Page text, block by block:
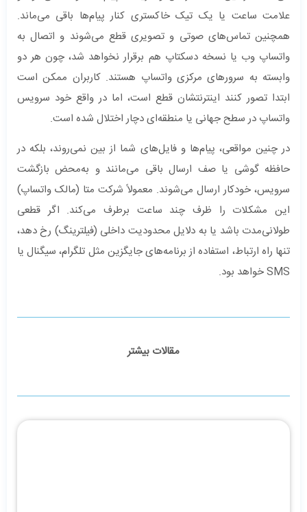
علامت ساعت یا یک تیک خاکستری کنار پیام‌ها باقی می‌ماند.
همچنین تماس‌های صوتی و تصویری قطع می‌شوند و اتصال به
واتساپ وب یا نسخه دسکتاپ هم برقرار نخواهد شد، چون هر دو
وابسته به سرورهای مرکزی واتساپ هستند. کاربران ممکن است
ابتدا تصور کنند اینترنتشان قطع است، اما در واقع خود سرویس
واتساپ در سطح جهانی یا منطقه‌ای دچار اختلال شده است.
در چنین مواقعی، پیام‌ها و فایل‌های شما از بین نمی‌روند، بلکه در
حافظه گوشی یا صف ارسال باقی می‌مانند و به‌محض بازگشت
سرویس، خودکار ارسال می‌شوند. معمولاً شرکت متا (مالک واتساپ)
این مشکلات را ظرف چند ساعت برطرف می‌کند. اگر قطعی
طولانی‌مدت باشد یا به دلایل محدودیت داخلی (فیلترینگ) رخ دهد،
تنها راه ارتباط، استفاده از برنامه‌های جایگزین مثل تلگرام، سیگنال یا
SMS خواهد بود.
مقالات بیشتر